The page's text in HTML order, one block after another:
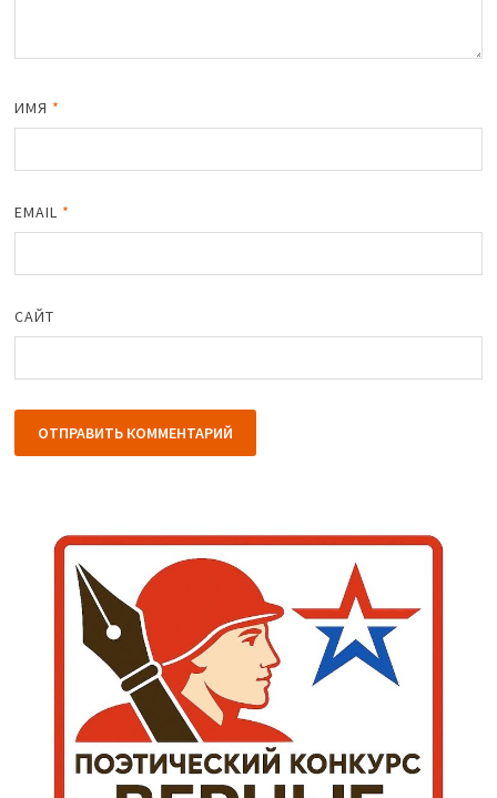
ИМЯ *
EMAIL *
САЙТ